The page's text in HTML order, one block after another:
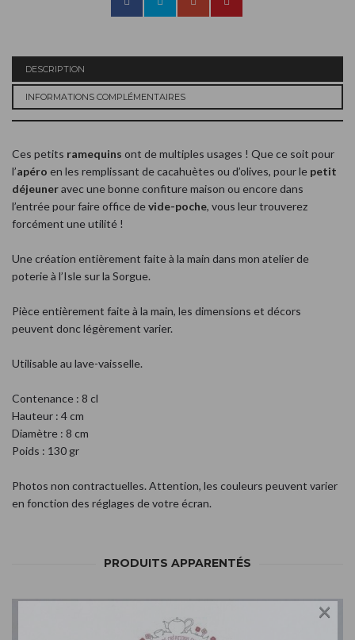
DESCRIPTION
INFORMATIONS COMPLÉMENTAIRES
Ces petits ramequins ont de multiples usages ! Que ce soit pour
l’apéro en les remplissant de cacahuètes ou d’olives, pour le petit
déjeuneravec une bonne confiture maison ou encore dans
l’entrée pour faire office devide-poche, vous leur trouverez
forcément une utilité !
Une création entièrement faite à la main dans mon atelier de
poterie à l’Isle sur la Sorgue.
Pièce entièrement faite à la main, les dimensions et décors
peuvent donc légèrement varier.
Utilisable au lave-vaisselle.
Contenance : 8 cl
Hauteur : 4 cm
Diamètre : 8 cm
Poids : 130 gr
Photos non contractuelles. Attention, les couleurs peuvent varier
en fonction des réglages de votre écran.
PRODUITS APPARENTÉS
×